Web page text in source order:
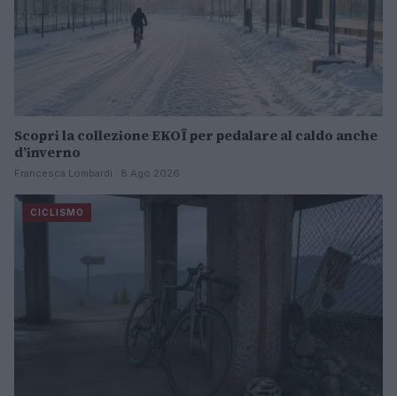
Scopri la collezione EKOÏ per pedalare al caldo anche
d’inverno
Francesca Lombardi · 8 Ago 2026
CICLISMO